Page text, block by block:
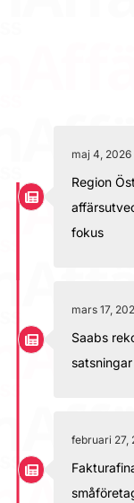
maj 4, 2026
Region
fokus
mars 17,
Saabs
februari 27,